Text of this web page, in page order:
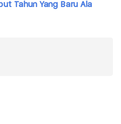
Tahun Yang Baru Ala